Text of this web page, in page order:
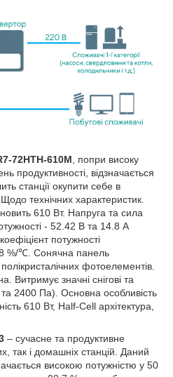
72HTH-610M, попри високу
продуктивності, відзначається
станції окупити себе в
технічних характеристик.
610 Вт. Напруга та сила
- 52.42 В та 14.8 А
потужності
%/℃. Сонячна панель
фотоелементів.
Витримує значні снігові та
2400 Па). Основна особливість
610 Вт, Half-Cell архітектура,
– сучасне та продуктивне
так і домашніх станцій. Даний
високою потужністю у 50